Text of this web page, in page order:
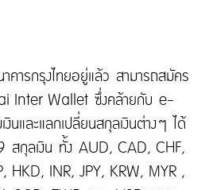
คารกรุงไทยอยู่แล้ว สามารถสมัคร
Inter Wallet ซึ่งคล้ายกับ e-
นและแลกเปลี่ยนสกุลเงินต่างๆ ได้
สกุลเงิน ทั้ง AUD, CAD, CHF,
HKD, INR, JPY, KRW, MYR ,